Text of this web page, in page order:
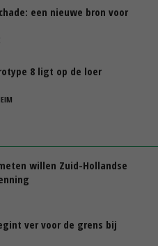
een nieuwe bron voor
8 ligt op de loer
willen Zuid-Hollandse
ver voor de grens bij